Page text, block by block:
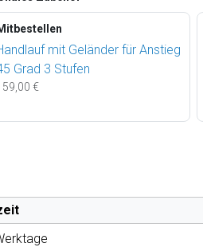
mit Geländer für Anstieg
Grad 3 Stufen
€